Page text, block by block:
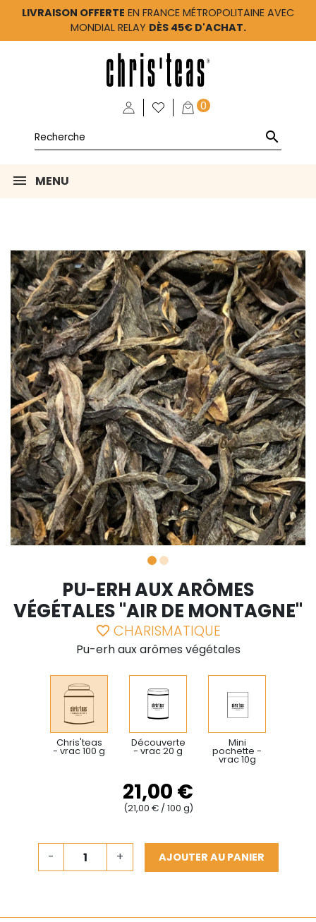
LIVRAISON OFFERTE EN FRANCE MÉTROPOLITAINE AVEC
MONDIAL RELAY DÈS 45€ D'ACHAT.
0

MENU
PU-ERH AUX ARÔMES
VÉGÉTALES "AIR DE MONTAGNE"
favorite_border CHARISMATIQUE
Pu-erh aux arômes végétales
Chris'teas
- vrac 100 g
Découverte
- vrac 20 g
Mini
pochette -
vrac 10g
21,00 €
(21,00 € / 100 g)
- + AJOUTER AU PANIER